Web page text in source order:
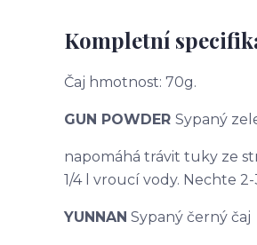
Kompletní
Čaj hmotnost: 70g.
GUN POWDER Sypaný
napomáhá trávit tuky ze
1/4 l vroucí vody. Nechte
YUNNAN Sypaný černý čaj